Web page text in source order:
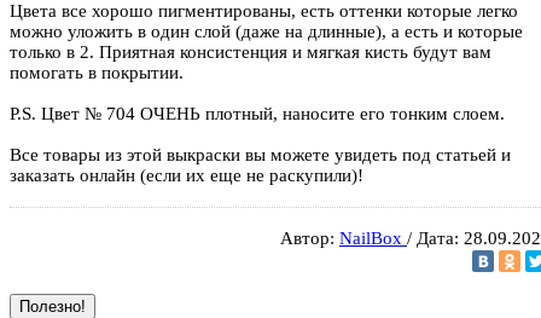
Цвета все хорошо пигментированы, есть оттенки которые легко
можно уложить в один слой (даже на длинные), а есть и которые
только в 2. Приятная консистенция и мягкая кисть будут вам
помогать в покрытии.
P.S. Цвет № 704 ОЧЕНЬ плотный, наносите его тонким слоем.
Все товары из этой выкраски вы можете увидеть под статьей и
заказать онлайн (если их еще не раскупили)!
Автор: NailBox / Дата:
Полезно!